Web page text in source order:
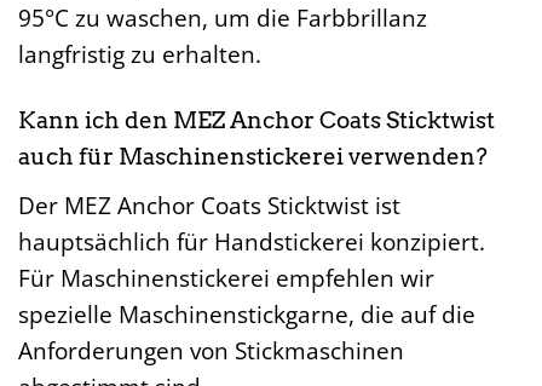
95°C zu waschen, um die Farbbrillanz
langfristig zu erhalten.
Kann ich den MEZ Anchor Coats Sticktwist
auch für Maschinenstickerei verwenden?
Der MEZ Anchor Coats Sticktwist ist
hauptsächlich für Handstickerei konzipiert.
Für Maschinenstickerei empfehlen wir
spezielle Maschinenstickgarne, die auf die
Anforderungen von Stickmaschinen